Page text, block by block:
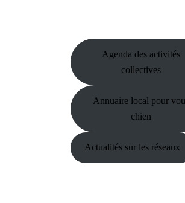
Agenda des activités
collectives
Annuaire local pour
chien
Actualités sur les réseaux